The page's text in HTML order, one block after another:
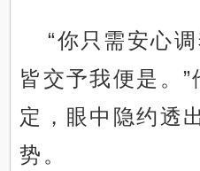
“你只需安心
皆交予我便是。
定，眼中隐约透
势。